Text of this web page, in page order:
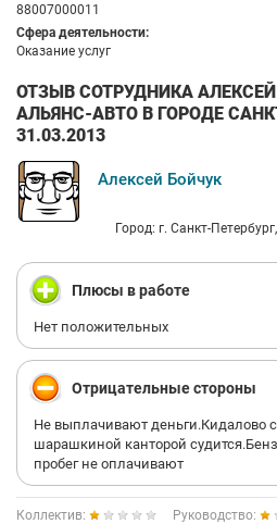
88007000011
Сфера деятельности:
Оказание услуг
ОТЗЫВ СОТРУДНИКА
АЛЬЯНС-АВТО В ГОРОДЕ
31.03.2013
Алексей Бойчук
Город: г. Санкт-
Плюсы в работе
Нет положительных
Отрицательные стороны
Не выплачивают деньги.Кидалово
шарашкиной канторой
пробег не оплачивают
Коллектив:
Руководство: